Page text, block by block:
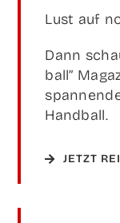
Lust auf
Dann
ball”
Handball.
JETZT